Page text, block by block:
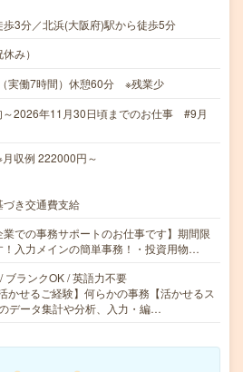
3分／北浜(大阪府)駅から徒歩5分
み）
実働7時間）休憩60分 ※残業少
～2026年11月30日頃までのお仕事 #9月
収例 222000円～
き交通費支給
業での事務サポートのお仕事です】期間限
！入力メインの簡単事務！・投資用物…
ブランクOK / 英語力不要
かせるご経験】何らかの事務【活かせるス
データ集計や分析、入力・編…